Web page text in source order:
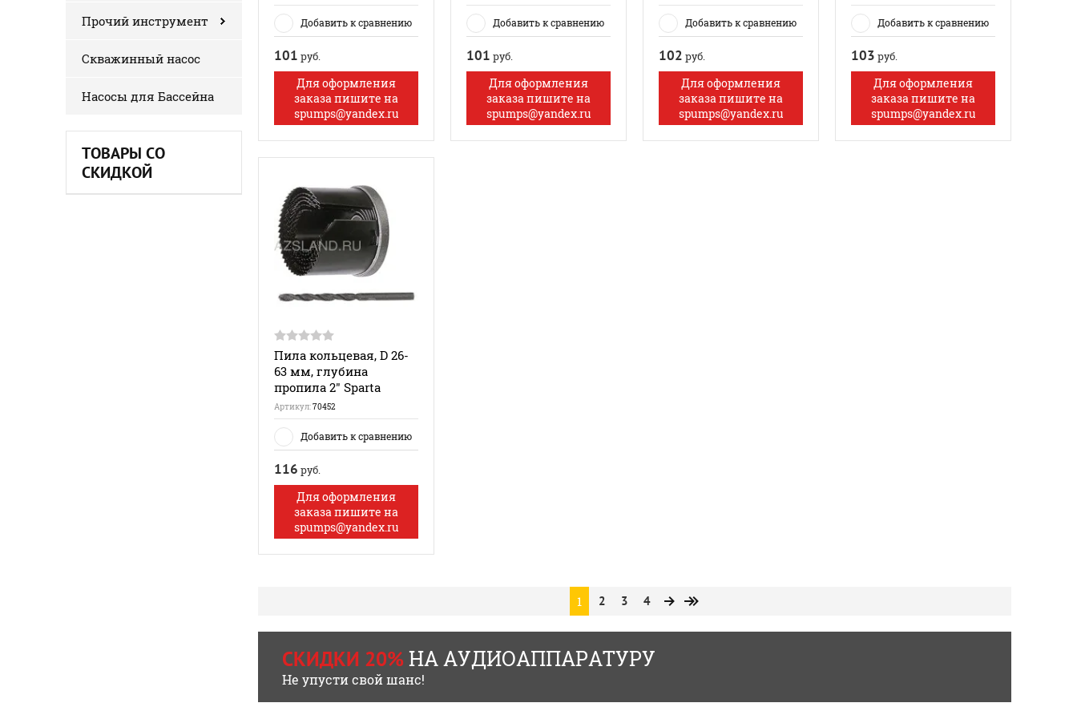
Прочий инструмент
Скважинный насос
Насосы для Бассейна
ТОВАРЫ СО
СКИДКОЙ
Добавить к сравнению
101 руб.
Для оформления
заказа пишите на
spumps@yandex.ru
Добавить к сравнению
101 руб.
Для оформления
заказа пишите на
spumps@yandex.ru
Добавить к сравнению
102 руб.
Для оформления
заказа пишите на
spumps@yandex.ru
Добавить к сравнению
103 руб.
Для оформления
заказа пишите на
spumps@yandex.ru
Пила кольцевая, D 26-
63 мм, глубина
пропила 2" Sparta
Артикул:70452
Добавить к сравнению
116 руб.
Для оформления
заказа пишите на
spumps@yandex.ru
1 2 3 4
СКИДКИ 20%НА АУДИОАППАРАТУРУ
Не упусти свой шанс!